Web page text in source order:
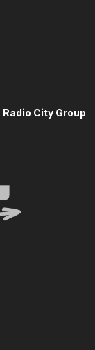
Radio City Group